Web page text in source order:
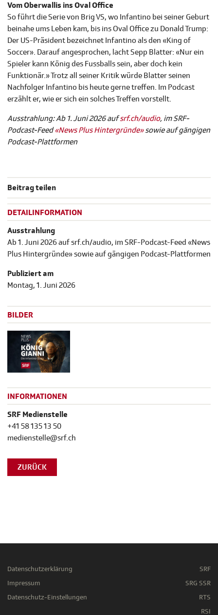
Vom Oberwallis ins Oval Office
So führt die Serie von Brig VS, wo Infantino bei seiner Geburt
beinahe ums Leben kam, bis ins Oval Office zu Donald Trump:
Der US-Präsident bezeichnet Infantino als den «King of
Soccer». Darauf angesprochen, lacht Sepp Blatter: «Nur ein
Spieler kann König des Fussballs sein, aber doch kein
Funktionär.» Trotz all seiner Kritik würde Blatter seinen
Nachfolger Infantino bis heute gerne treffen. Im Podcast
erzählt er, wie er sich ein solches Treffen vorstellt.
Ausstrahlung: Ab 1. Juni 2026 aufsrf.ch/audio, im SRF-
Podcast-Feed«News Plus Hintergründe»sowie auf gängigen
Podcast-Plattformen
Beitrag teilen
DETAILINFORMATION
Ausstrahlung
Ab 1. Juni 2026 auf srf.ch/audio, im SRF-Podcast-Feed «News
Plus Hintergründe» sowie auf gängigen Podcast-Plattformen
Publiziert am
Montag, 1. Juni 2026
BILDER
INFORMATIONEN
SRF Medienstelle
+41 58 135 13 50
medienstelle@srf.ch
ZURÜCK
Datenschutzerklärung
Impressum
Datenschutz-Einstellungen
SRF
SRG SSR
RTS
RSI